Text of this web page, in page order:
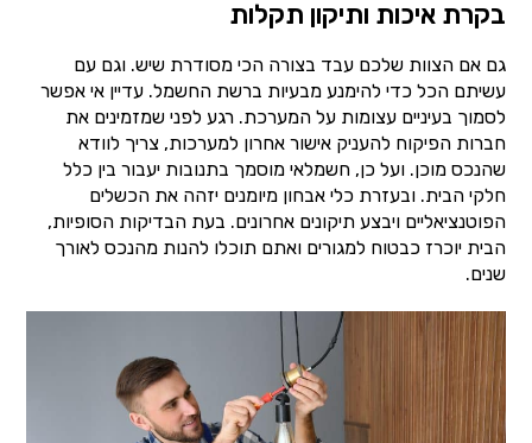
בקרת איכות ותיקון תקלות
גם אם הצוות שלכם עבד בצורה הכי מסודרת שיש. וגם עם
עשיתם הכל כדי להימנע מבעיות ברשת החשמל. עדיין אי אפשר
לסמוך בעיניים עצומות על המערכת. רגע לפני שמזמינים את
חברות הפיקוח להעניק אישור אחרון למערכות, צריך לוודא
שהנכס מוכן. ועל כן, חשמלאי מוסמך בתנובות יעבור בין כלל
חלקי הבית. ובעזרת כלי אבחון מיומנים יזהה את הכשלים
הפוטנציאליים ויבצע תיקונים אחרונים. בעת הבדיקות הסופיות,
הבית יוכרז כבטוח למגורים ואתם תוכלו להנות מהנכס לאורך
שנים.